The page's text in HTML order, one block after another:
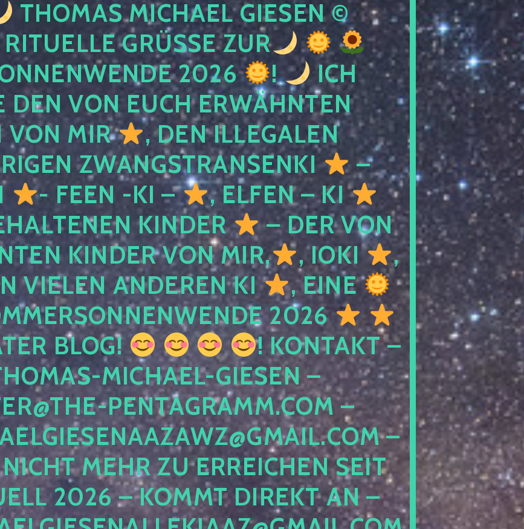
THOMAS MICHAEL GIESEN ©
GRÜSSE ZUR
2026
!
ICH
DEN VON EUCH ERWÄHNTEN
VON MIR
, DEN ILLEGALEN
ZWANGSTRANSENKI
–
- FEEN -KI –
, ELFEN – KI
KINDER
– DER VON
KINDER VON MIR,
, IOKI
,
VIELEN ANDEREN KI
, EINE
2026
BLOG!
! KONTAKT –
MICHAEL-GIESEN –
PENTAGRAMM.COM –
–
MEHR ZU ERREICHEN SEIT
2026 – KOMMT DIREKT AN –